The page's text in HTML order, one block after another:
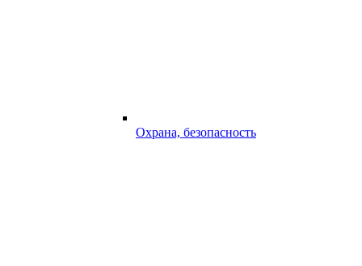
Охрана, безопасность